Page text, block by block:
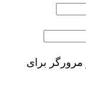
مرورگر برای